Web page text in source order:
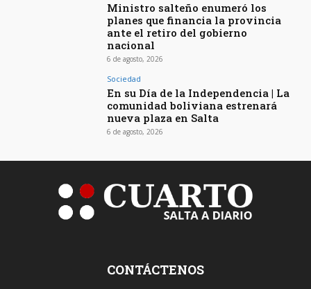
Ministro salteño enumeró los
planes que financia la provincia
ante el retiro del gobierno
nacional
6 de agosto, 2026
Sociedad
En su Día de la Independencia | La
comunidad boliviana estrenará
nueva plaza en Salta
6 de agosto, 2026
CONTÁCTENOS